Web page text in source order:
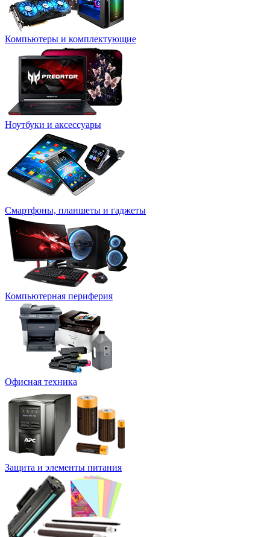
Компьютеры и комплектующие
Ноутбуки и аксессуары
Смартфоны, планшеты и гаджеты
Компьютерная периферия
Офисная техника
Защита и элементы питания